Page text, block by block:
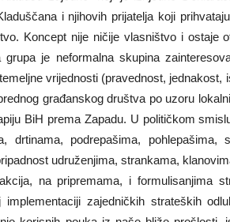
i njihovih prijatelja koji
Koncept nije ničije vlasništvo i ostaje
je neformalna skupina
vrijednosti (pravednost, jednakost,
građanskog društva po uzoru
BiH prema Zapadu. U političkom
drtinama, podrepašima, pohlepašima,
udruženjima, strankama,
na pripremama, i formulisanjima
zajedničkih strateških